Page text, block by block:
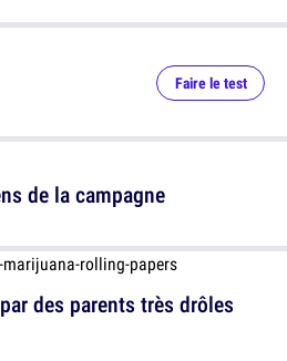
des parents très drôles
Faire le test
de la campagne